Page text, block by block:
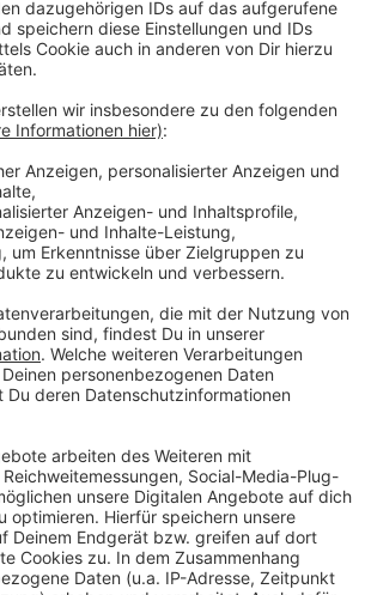
Aluminium mit einem
von 75 Prozent verwendet. Auf den
später dem Recyclingprozess
Köln mit der Textilfassade
Schadstoffe schlussendlich gefiltert